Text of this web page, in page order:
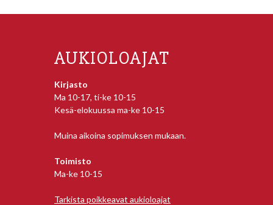
AUKIOLOAJAT
Kirjasto
Ma 10-17, ti-ke 10-15
Kesä-elokuussa ma-ke 10-15
Muina aikoina sopimuksen mukaan.
Toimisto
Ma-ke 10-15
Tarkista poikkeavat aukioloajat